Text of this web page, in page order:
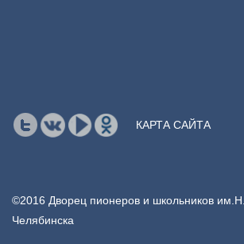
КАРТА САЙТА
©2016 Дворец пионеров и школьников
Челябинска